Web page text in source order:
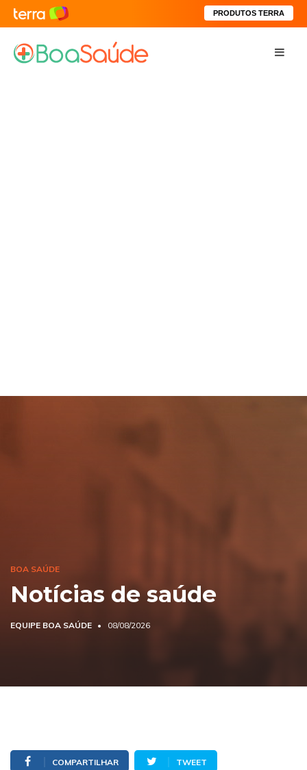
PRODUTOS TERRA
BOA SAÚDE
Notícias de saúde
EQUIPE BOA SAÚDE 08/08/2026
COMPARTILHAR TWEET